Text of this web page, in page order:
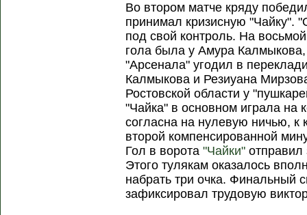
Во втором матче кряду
принимал кризисную "Чайку".
под свой контроль. На
гола была у Амура
"Арсенала" угодил в
Калмыкова и Резиуана
Ростовской области у
"Чайка" в основном играла на
согласна на нулевую ничью,
второй компенсированной
Гол в ворота"Чайки"
Этого тулякам оказалось
набрать три очка. Финальный
зафиксировал трудовую